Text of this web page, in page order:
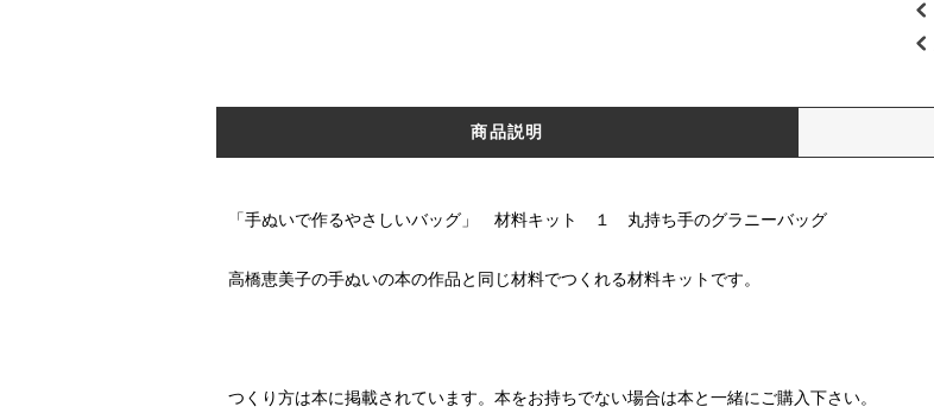
商品説明
「手ぬいで作るやさしいバッグ」 材料キット １ 丸持ち手のグラニーバッグ
高橋恵美子の手ぬいの本の作品と同じ材料でつくれる材料キットです。
つくり方は本に掲載されています。本をお持ちでない場合は本と一緒にご購入下さい。